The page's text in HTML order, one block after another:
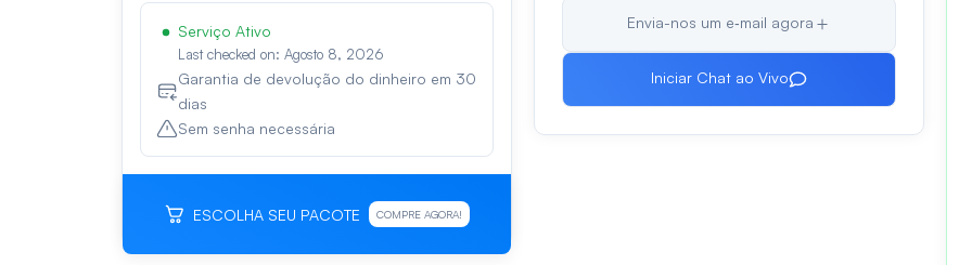
Serviço Ativo
Last checked on: Agosto 8, 2026
Garantia de devolução do dinheiro em 30
dias
Sem senha necessária
ESCOLHA SEU PACOTE COMPRE AGORA!
Envia-nos um e‑mail agora
Iniciar Chat ao Vivo